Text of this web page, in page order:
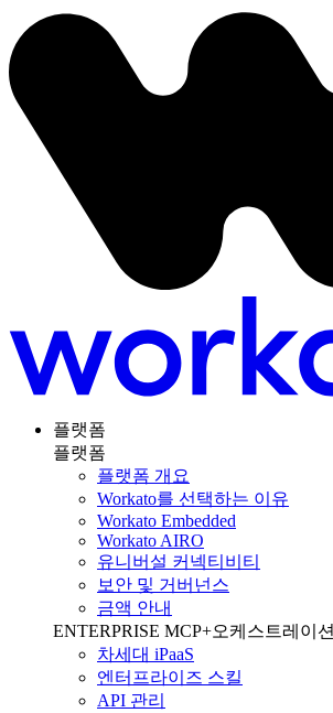
플랫폼
플랫폼
플랫폼 개요
Workato를 선택하는 이유
Workato Embedded
Workato AIRO
유니버설 커넥티비티
보안 및 거버넌스
금액 안내
ENTERPRISE MCP+오케스트레이션
차세대 iPaaS
엔터프라이즈 스킬
API 관리